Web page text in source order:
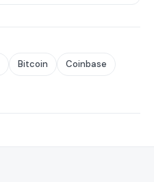
Bitcoin
Coinbase